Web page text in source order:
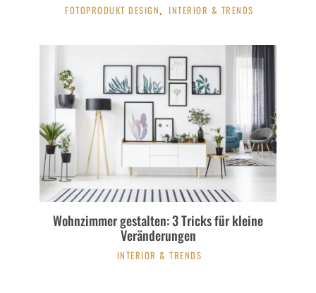
FOTOPRODUKT DESIGN, INTERIOR & TRENDS
Wohnzimmer gestalten: 3 Tricks für kleine
Veränderungen
INTERIOR & TRENDS